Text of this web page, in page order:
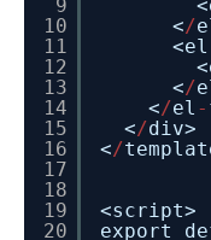
9
10
11
12
13
14
15
16
17
18
19
20
</
<el
</
</el -
</div>
</
<script>
export